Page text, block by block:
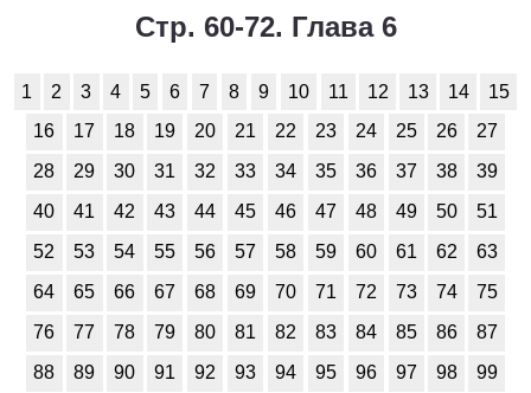
Стр. 60-72. Глава 6
1 2 3 4 5 6 7 8 9 10 11 12 13 14
15
16
17 18 19 20 21 22 23 24 25 26
27
28
29 30 31 32 33 34 35 36 37 38
39
40
41 42 43 44 45 46 47 48 49 50
51
52
53 54 55 56 57 58 59 60 61 62
63
64
65 66 67 68 69 70 71 72 73 74
75
76
77 78 79 80 81 82 83 84 85 86
87
88
89 90 91 92 93 94 95 96 97 98
99